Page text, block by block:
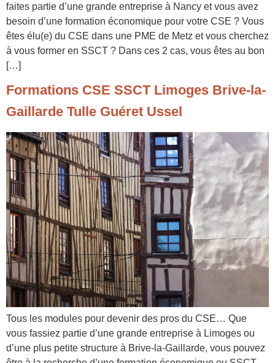
faites partie d’une grande entreprise à Nancy et vous avez
besoin d’une formation économique pour votre CSE ? Vous
êtes élu(e) du CSE dans une PME de Metz et vous cherchez
à vous former en SSCT ? Dans ces 2 cas, vous êtes au bon
[…]
Formations CSE SSCT Limoges Brive-la-
Gaillarde Tulle Guéret Ussel
Tous les modules pour devenir des pros du CSE… Que
vous fassiez partie d’une grande entreprise à Limoges ou
d’une plus petite structure à Brive-la-Gaillarde, vous pouvez